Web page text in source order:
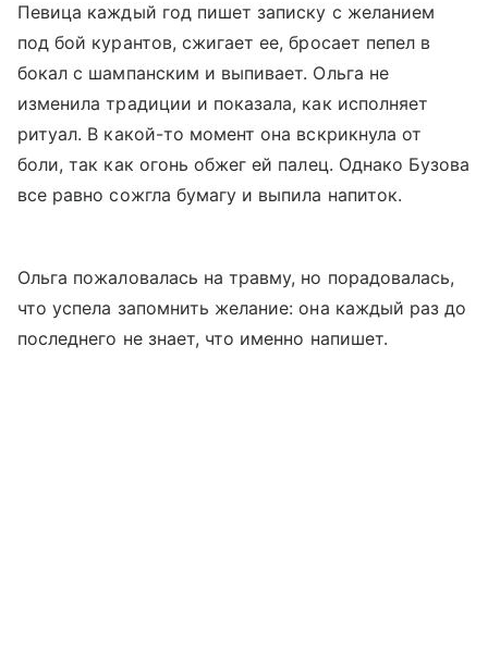
Певица каждый год пишет записку с желанием
под бой курантов, сжигает ее, бросает пепел в
бокал с шампанским и выпивает. Ольга не
изменила традиции и показала, как исполняет
ритуал. В какой-то момент она вскрикнула от
боли, так как огонь обжег ей палец. Однако Бузова
все равно сожгла бумагу и выпила напиток.
Ольга пожаловалась на травму, но порадовалась,
что успела запомнить желание: она каждый раз до
последнего не знает, что именно напишет.